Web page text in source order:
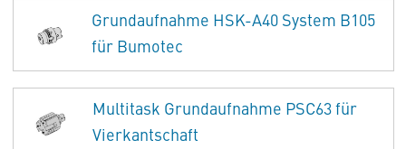
Grundaufnahme HSK-A40 System B105
für Bumotec
Multitask Grundaufnahme PSC63 für
Vierkantschaft